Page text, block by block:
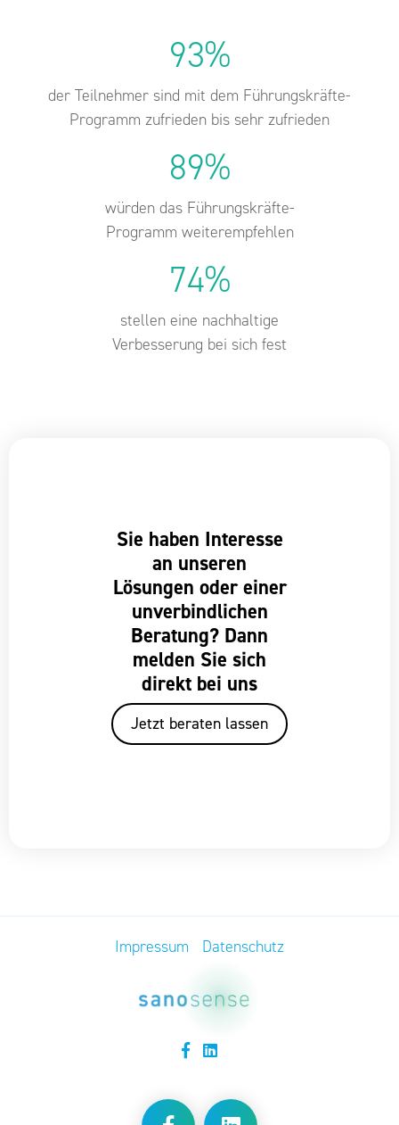
93%
der Teilnehmer sind mit dem Führungskräfte-
Programm zufrieden bis sehr zufrieden
89%
würden das Führungskräfte-
Programm weiterempfehlen
74%
stellen eine nachhaltige
Verbesserung bei sich fest
Sie haben Interesse
an unseren
Lösungen oder einer
unverbindlichen
Beratung? Dann
melden Sie sich
direkt bei uns
Jetzt beraten lassen
Impressum Datenschutz